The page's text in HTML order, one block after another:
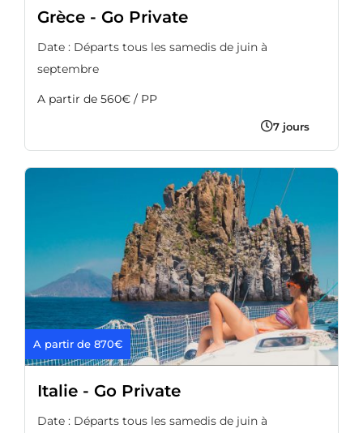
Grèce - Go Private
Date : Départs tous les samedis de juin à
septembre
A partir de 560€ / PP
7 jours
A partir de 870€
Italie - Go Private
Date : Départs tous les samedis de juin à